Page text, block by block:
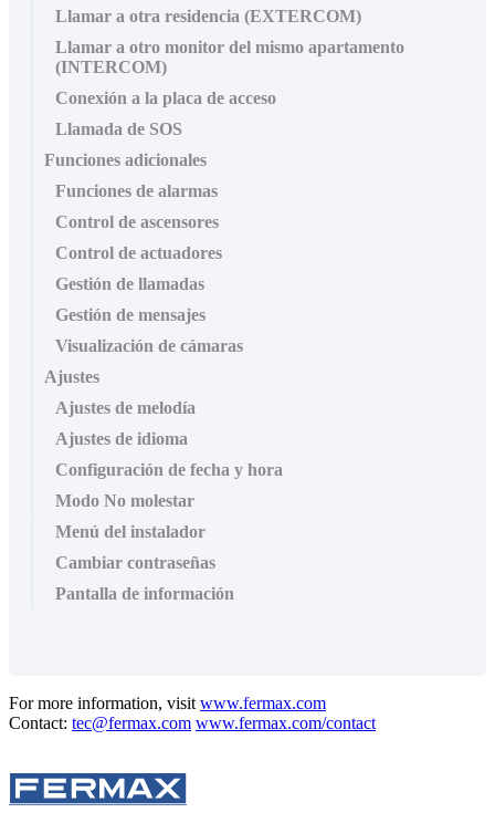
Llamar a otra residencia (EXTERCOM)
Llamar a otro monitor del mismo apartamento
(INTERCOM)
Conexión a la placa de acceso
Llamada de SOS
Funciones adicionales
Funciones de alarmas
Control de ascensores
Control de actuadores
Gestión de llamadas
Gestión de mensajes
Visualización de cámaras
Ajustes
Ajustes de melodía
Ajustes de idioma
Configuración de fecha y hora
Modo No molestar
Menú del instalador
Cambiar contraseñas
Pantalla de información
For more information, visit www.fermax.com
Contact: tec@fermax.com www.fermax.com/contact